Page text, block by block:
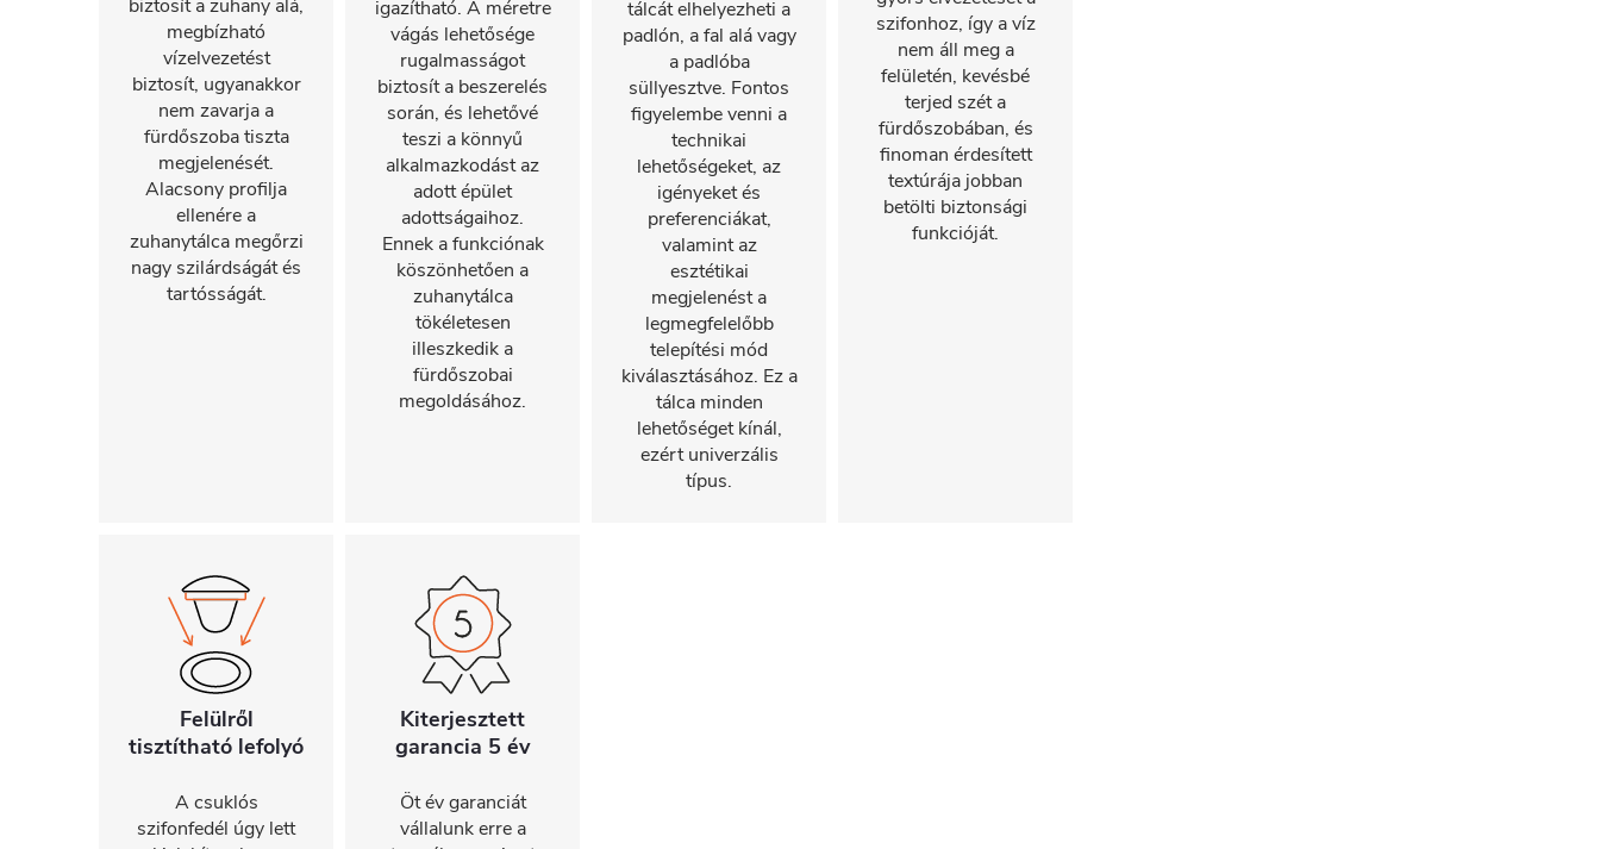
biztosít a zuhany alá,
megbízható
vízelvezetést
biztosít, ugyanakkor
nem zavarja a
fürdőszoba tiszta
megjelenését.
Alacsony profilja
ellenére a
zuhanytálca megőrzi
nagy szilárdságát és
tartósságát.
igazítható. A méretre
vágás lehetősége
rugalmasságot
biztosít a beszerelés
során, és lehetővé
teszi a könnyű
alkalmazkodást az
adott épület
adottságaihoz.
Ennek a funkciónak
köszönhetően a
zuhanytálca
tökéletesen
illeszkedik a
fürdőszobai
megoldásához.
tálcát elhelyezheti a
padlón, a fal alá vagy
a padlóba
süllyesztve. Fontos
figyelembe venni a
technikai
lehetőségeket, az
igényeket és
preferenciákat,
valamint az
esztétikai
megjelenést a
legmegfelelőbb
telepítési mód
kiválasztásához. Ez a
tálca minden
lehetőséget kínál,
ezért univerzális
típus.
szifonhoz, így a víz
nem áll meg a
felületén, kevésbé
terjed szét a
fürdőszobában, és
finoman érdesített
textúrája jobban
betölti biztonsági
funkcióját.
Felülről
tisztítható lefolyó
A csuklós
szifonfedél úgy lett
Kiterjesztett
garancia 5 év
Öt év garanciát
vállalunk erre a